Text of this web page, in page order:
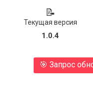
📝
Текущая версия
1.0.4
🎯 Запрос